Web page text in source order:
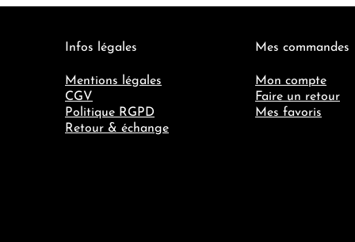
Infos légales
Mentions légales
CGV
Politique RGPD
Retour & échange
Mes commandes
Mon compte
Faire un retour
Mes favoris